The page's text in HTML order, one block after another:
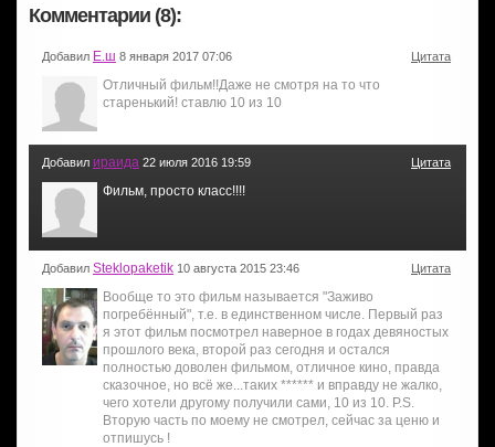
Комментарии (8):
Добавил Е.ш 8 января 2017 07:06 Цитата
Отличный фильм!!Даже не смотря на то что
старенький! ставлю 10 из 10
Добавил ираида 22 июля 2016 19:59 Цитата
Фильм, просто класс!!!!
Добавил Steklopaketik 10 августа 2015 23:46 Цитата
Вообще то это фильм называется "Заживо
погребённый", т.е. в единственном числе. Первый раз
я этот фильм посмотрел наверное в годах девяностых
прошлого века, второй раз сегодня и остался
полностью доволен фильмом, отличное кино, правда
сказочное, но всё же...таких ****** и вправду не жалко,
чего хотели другому получили сами, 10 из 10. P.S.
Вторую часть по моему не смотрел, сейчас за ценю и
отпишусь !